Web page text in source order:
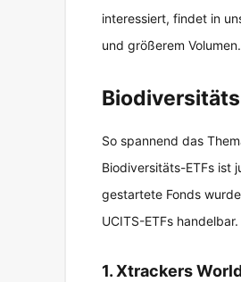
interessiert, findet in
und größerem Volumen.
So spannend das
Biodiversitäts-ETFs ist
gestartete Fonds
UCITS-ETFs
1. Xtrackers